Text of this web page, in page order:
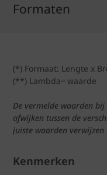
Formaten
(*) Formaat: Lengte x
(**) Lambda ui waarde
De vermelde waarden
afwijken tussen de
juiste waarden verwijzen
Kenmerken